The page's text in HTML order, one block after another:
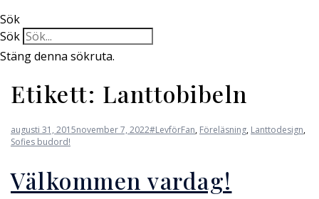
Sök
Sök
Stäng denna sökruta.
Etikett: Lanttobibeln
augusti 31, 2015november 7, 2022#LevförFan, Föreläsning, Lanttodesign,
Sofies budord!
Välkommen vardag!